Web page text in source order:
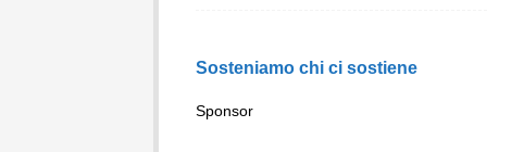
Sosteniamo chi ci sostiene
Sponsor